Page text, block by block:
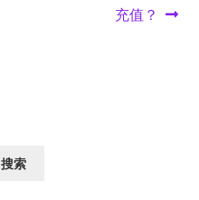
充值？
搜索